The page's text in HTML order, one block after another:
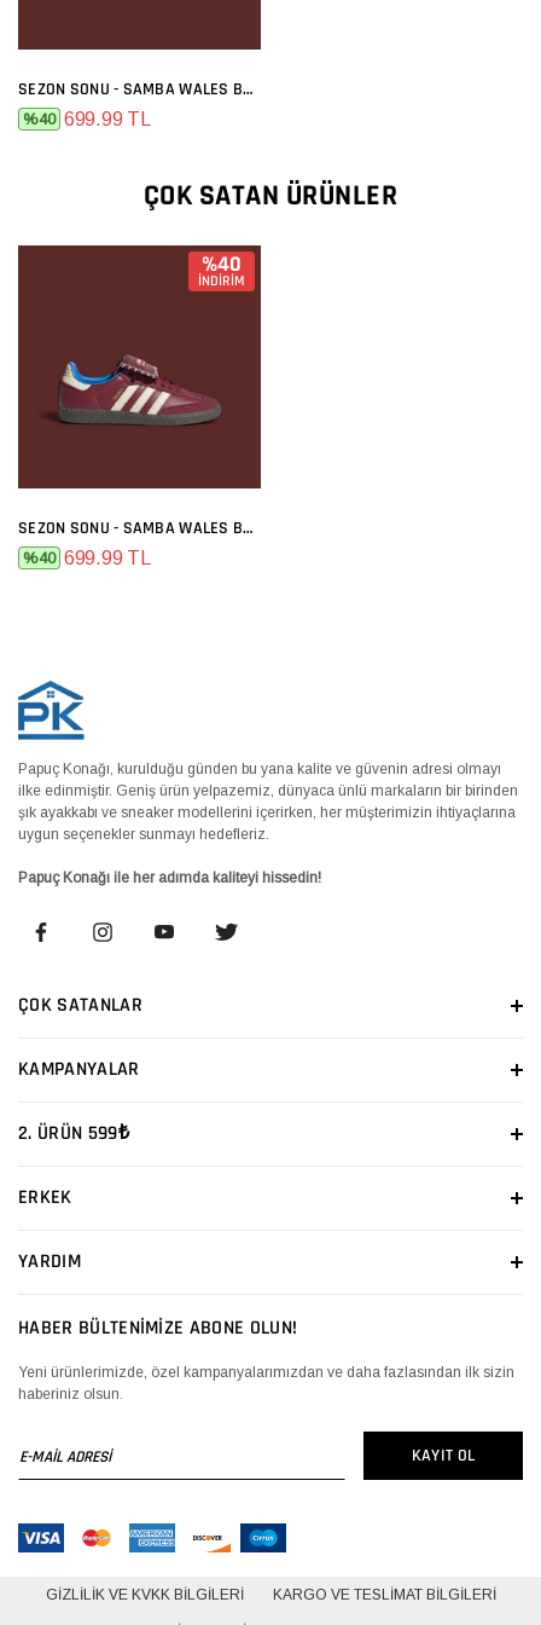
SEZON SONU - SAMBA WALES BONNER BORDO
%40 699.99 TL
ÇOK SATAN ÜRÜNLER
%40
İNDİRİM
SEZON SONU - SAMBA WALES BONNER BORDO
%40 699.99 TL
Papuç Konağı, kurulduğu günden bu yana kalite ve güvenin adresi olmayı
ilke edinmiştir. Geniş ürün yelpazemiz, dünyaca ünlü markaların bir birinden
şık ayakkabı ve sneaker modellerini içerirken, her müşterimizin ihtiyaçlarına
uygun seçenekler sunmayı hedefleriz.
Papuç Konağı ile her adımda kaliteyi hissedin!
ÇOK SATANLAR
KAMPANYALAR
2. ÜRÜN 599₺
ERKEK
YARDIM
HABER BÜLTENİMİZE ABONE OLUN!
Yeni ürünlerimizde, özel kampanyalarımızdan ve daha fazlasından ilk sizin
haberiniz olsun.
MAİL
KAYIT OL
GIZLILIK VE KVKK BILGILERI KARGO VE TESLIMAT BILGILERI